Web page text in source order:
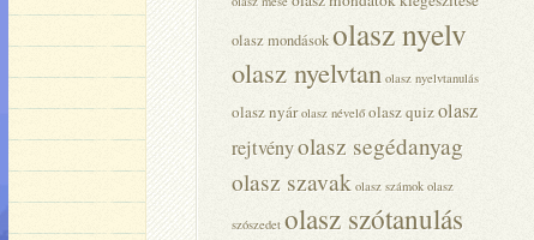
olasz mondásokolasz nyelv
olasz nyelvtan olasz nyelvtanulás
olasz nyár olasz névelő olasz quizolasz
rejtvényolasz segédanyag
olasz szavak olasz számok olasz
szószedet olasz szótanulás